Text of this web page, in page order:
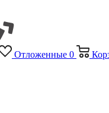
Отложенные 0